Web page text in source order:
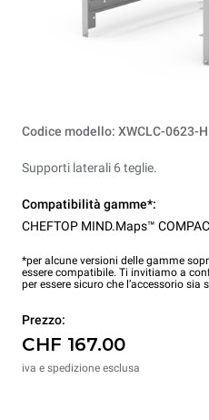
Codice modello: XWCLC-0623-H
Supporti laterali 6 teglie.
Compatibilità gamme*:
CHEFTOP MIND.Maps™
*per alcune versioni delle gamme
essere compatibile. Ti invitiamo a
per essere sicuro che l’accessorio sia
Prezzo:
CHF 167.00
iva e spedizione esclusa